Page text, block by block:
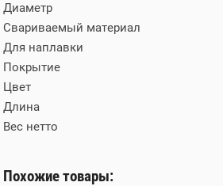
Диаметр
Свариваемый материал
Для наплавки
Покрытие
Цвет
Длина
Вес нетто
Похожие товары: